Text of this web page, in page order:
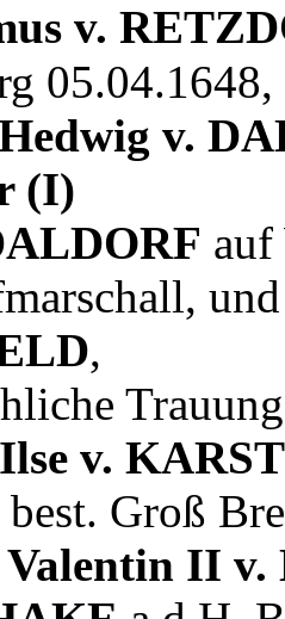
v.
05.04.1648,
v.
(I)
auf
,
,
Ilse v.
best. Groß
Valentin II v.